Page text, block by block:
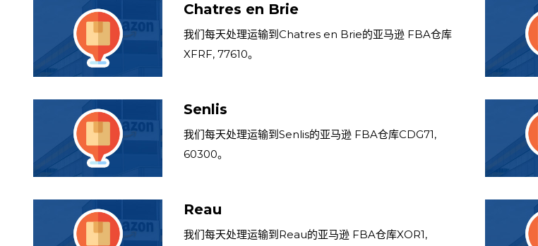
Chatres en Brie
我们每天处理运输到Chatres en Brie的亚马逊 FBA仓库
XFRF, 77610。
Senlis
我们每天处理运输到Senlis的亚马逊 FBA仓库CDG71,
60300。
Reau
我们每天处理运输到Reau的亚马逊 FBA仓库XOR1,